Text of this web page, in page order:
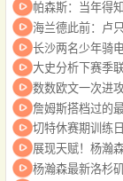
海兰德此前：卢
长沙两名少年骑
大史分析下赛季
数数欧文一次进
詹姆斯搭档过的
切特休赛期训练
展现天赋！杨瀚
杨瀚森最新洛杉